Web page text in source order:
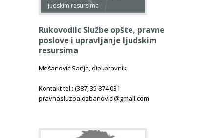
ljudskim resursima
Rukovodilc Službe opšte, pravne
poslove i upravljanje ljudskim
resursima
Mešanović Sanja, dipl.pravnik
Kontakt tel.: (387) 35 874 031
pravnasluzba.dzbanovici@gmail.com